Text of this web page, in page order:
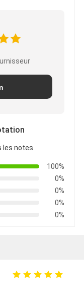
les notes
100%
0%
0%
0%
0%